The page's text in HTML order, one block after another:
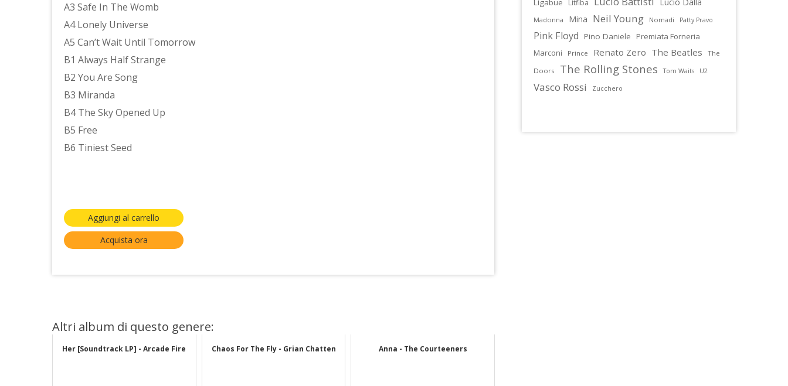
A3 Safe In The Womb
A4 Lonely Universe
A5 Can’t Wait Until Tomorrow
B1 Always Half Strange
B2 You Are Song
B3 Miranda
B4 The Sky Opened Up
B5 Free
B6 Tiniest Seed
Aggiungi al carrello
Acquista ora
Altri album di questo genere:
Her [Soundtrack LP] - Arcade Fire Chaos For The Fly - Grian Chatten Anna - The Courteeners
Ligabue Litfiba
Madonna Mina Neil Young Nomadi Patty Pravo
Pink Floyd Pino Daniele
Premiata Forneria
Marconi
Prince Renato Zero The Beatles
The
Doors
The Rolling Stones Tom Waits U2
Vasco Rossi Zucchero